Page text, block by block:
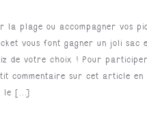
la plage ou accompagner vos
vous font gagner un joli sac
de votre choix ! Pour
commentaire sur cet article en
le [...]